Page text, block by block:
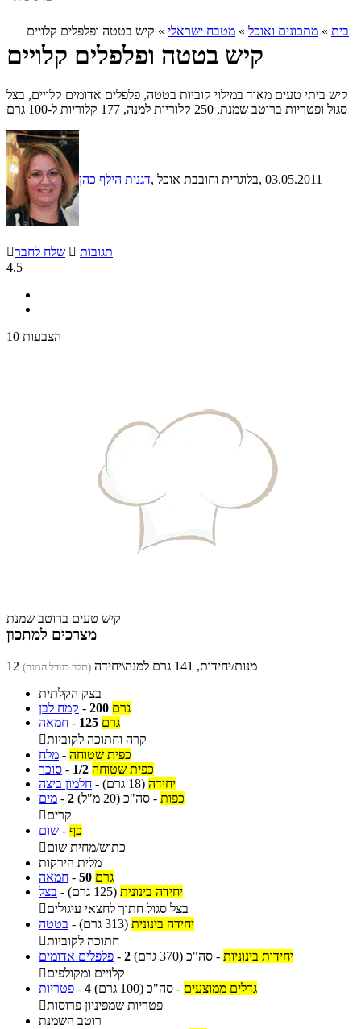
בית » מתכונים ואוכל » מטבח ישראלי » קיש בטטה ופלפלים קלויים
קיש בטטה ופלפלים קלויים
קיש ביתי טעים מאוד במילוי קוביות בטטה, פלפלים אדומים קלויים, בצל
סגול ופטריות ברוטב שמנת, 250 קלוריות למנה, 177 קלוריות ל-100 גרם
דגנית הילף כהן , בלוגרית וחובבת אוכל, 03.05.2011
שלח לחבר  תגובות
4.5
10 הצבעות
קיש טעים ברוטב שמנת
מצרכים למתכון
12 מנות/יחידות, 141 גרם למנה\יחידה (תלוי בגודל המנה)
בצק הקלתית
קמח לבן - 200 גרם
חמאה - 125 גרם
קרה וחתוכה לקוביות
מלח - כפית שטוחה
סוכר - 1/2 כפית שטוחה
חלמון ביצה - יחידה (18 גרם)
מים - 2 כפות - סה"כ (20 מ"ל)
קרים
שום - כף
כתוש/מחית שום
מלית הירקות
חמאה - 50 גרם
בצל - יחידה בינונית (125 גרם)
בצל סגול חתוך לחצאי עיגולים
בטטה - יחידה בינונית (313 גרם)
חתוכה לקוביות
פלפלים אדומים - 2 יחידות בינוניות - סה"כ (370 גרם)
קלויים ומקולפים
פטריות - 4 גדלים ממוצעים - סה"כ (100 גרם)
פטריות שמפיניון פרוסות
רוטב השמנת